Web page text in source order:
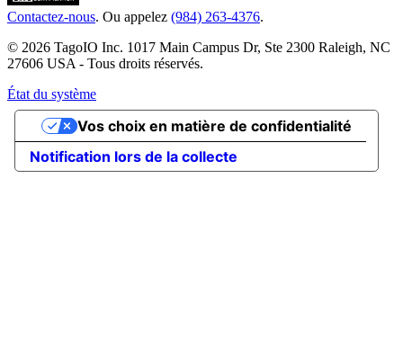
Contactez-nous. Ou appelez (984) 263-4376.
© 2026 TagoIO Inc. 1017 Main Campus Dr, Ste 2300 Raleigh, NC
27606 USA - Tous droits réservés.
État du système
Notification lors de la collecte
Vos choix en matière de confidentialité